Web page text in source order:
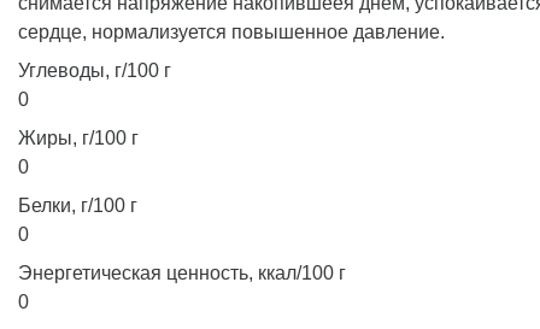
сердце, нормализуется повышенное давление.
Углеводы, г/100 г
0
Жиры, г/100 г
0
Белки, г/100 г
0
Энергетическая ценность, ккал/100 г
0